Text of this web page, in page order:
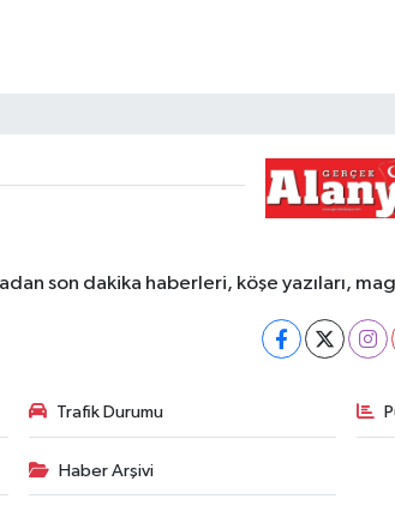
son dakika haberleri, köşe yazıları,
Trafik Durumu
Haber Arşivi